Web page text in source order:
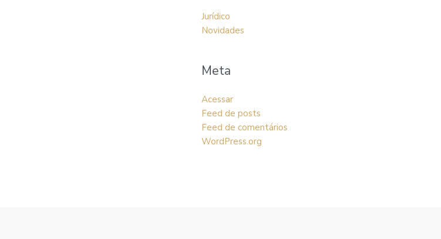
Jurídico
Novidades
Meta
Acessar
Feed de posts
Feed de comentários
WordPress.org